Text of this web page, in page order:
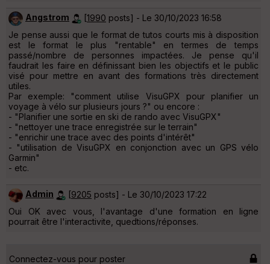
Angstrom [1990 posts] - Le 30/10/2023 16:58
Je pense aussi que le format de tutos courts mis à disposition
est le format le plus "rentable" en termes de temps
passé/nombre de personnes impactées. Je pense qu'il
faudrait les faire en définissant bien les objectifs et le public
visé pour mettre en avant des formations très directement
utiles.
Par exemple: "comment utilise VisuGPX pour planifier un
voyage à vélo sur plusieurs jours ?" ou encore :
- "Planifier une sortie en ski de rando avec VisuGPX"
- "nettoyer une trace enregistrée sur le terrain"
- "enrichir une trace avec des points d'intérêt"
- "utilisation de VisuGPX en conjonction avec un GPS vélo
Garmin"
- etc.
Admin [9205 posts] - Le 30/10/2023 17:22
Oui OK avec vous, l'avantage d'une formation en ligne
pourrait être l'interactivite, quedtions/réponses.
Connectez-vous pour poster